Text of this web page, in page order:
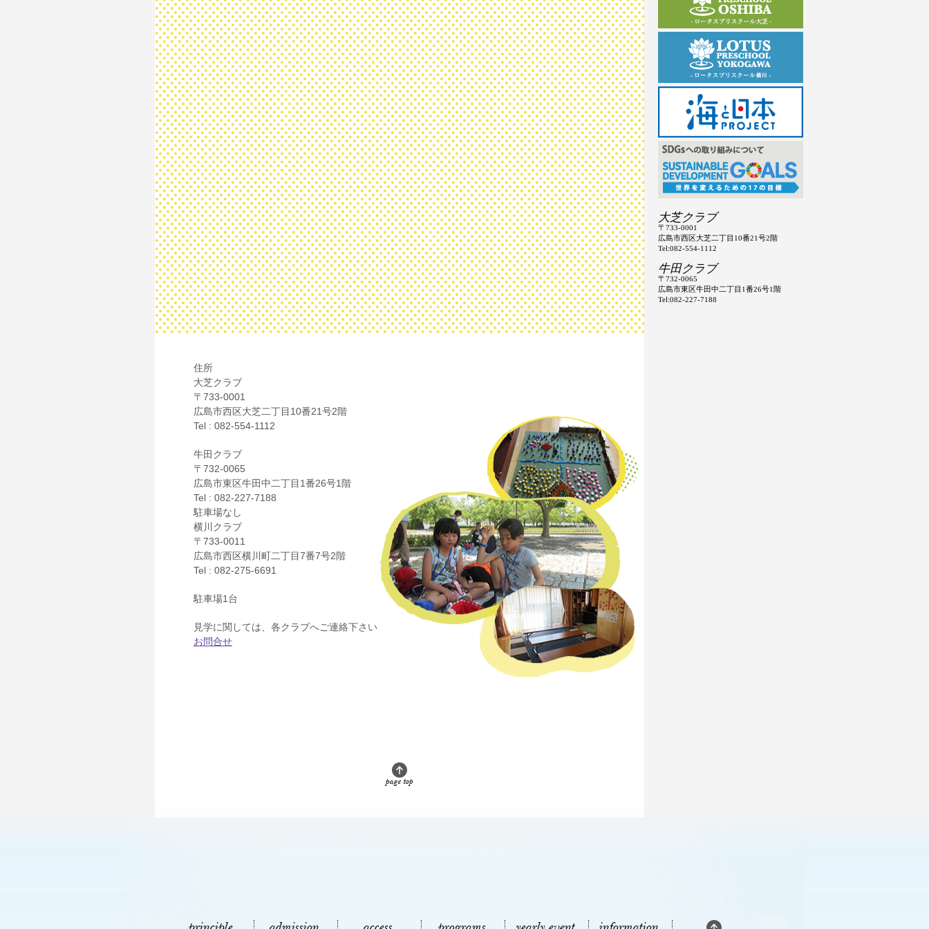
住所
大芝クラブ
〒733-0001
広島市西区大芝二丁目10番21号2階
Tel : 082-554-1112
牛田クラブ
〒732-0065
広島市東区牛田中二丁目1番26号1階
Tel : 082-227-7188
駐車場なし
横川クラブ
〒733-0011
広島市西区横川町二丁目7番7号2階
Tel : 082-275-6691
駐車場1台
見学に関しては、各クラブへご連絡下さい
お問合せ
page top
大芝クラブ
〒733-0001
広島市西区大芝二丁目10番21号2階
Tel:082-554-1112
牛田クラブ
〒732-0065
広島市東区牛田中二丁目1番26号1階
Tel:082-227-7188